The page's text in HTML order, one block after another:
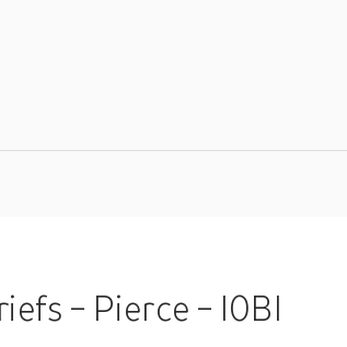
- Pierce - I0BI